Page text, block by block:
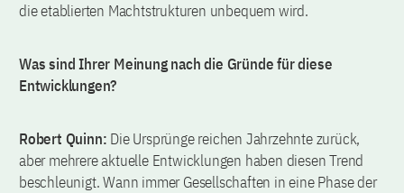
die etablierten Machtstrukturen unbequem wird.
Was sind Ihrer Meinung nach die Gründe für diese
Entwicklungen?
Robert Quinn: Die Ursprünge reichen Jahrzehnte zurück,
aber mehrere aktuelle Entwicklungen haben diesen Trend
beschleunigt. Wann immer Gesellschaften in eine Phase der